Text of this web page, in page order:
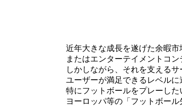
近年大きな成長を遂げた余暇市
またはエンターテイメントコ
しかしながら、それを支える
ユーザーが満足できるレベルに
特にフットボールをプレーした
ヨーロッパ等の「フットボー